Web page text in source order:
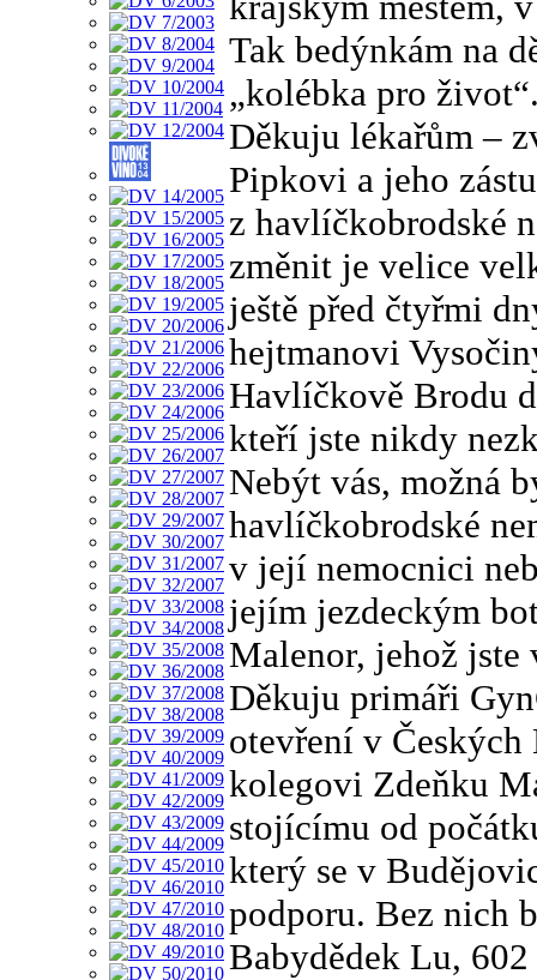
Tak bedýnkám na
„kolébka pro
Děkuju lékařům –
Pipkovi a jeho
z havlíčkobrodské
změnit je velice
ještě před čtyřmi
hejtmanovi
Havlíčkově Brodu
kteří jste nikdy
Nebýt vás, možná
havlíčkobrodské
v její nemocnici
jejím jezdeckým
Malenor, jehož jste
Děkuju primáři
otevření v
kolegovi Zdeňku
stojícímu od
který se v
podporu. Bez nich
Babydědek Lu,